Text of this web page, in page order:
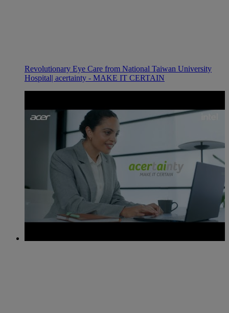
Revolutionary Eye Care from National Taiwan University
Hospital| acertainty - MAKE IT CERTAIN